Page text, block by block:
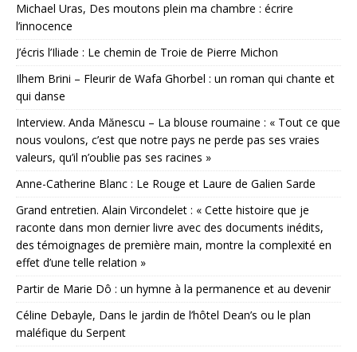
Michael Uras, Des moutons plein ma chambre : écrire
l’innocence
J’écris l’Iliade : Le chemin de Troie de Pierre Michon
Ilhem Brini – Fleurir de Wafa Ghorbel : un roman qui chante et
qui danse
Interview. Anda Mănescu – La blouse roumaine : « Tout ce que
nous voulons, c’est que notre pays ne perde pas ses vraies
valeurs, qu’il n’oublie pas ses racines »
Anne-Catherine Blanc : Le Rouge et Laure de Galien Sarde
Grand entretien. Alain Vircondelet : « Cette histoire que je
raconte dans mon dernier livre avec des documents inédits,
des témoignages de première main, montre la complexité en
effet d’une telle relation »
Partir de Marie Dô : un hymne à la permanence et au devenir
Céline Debayle, Dans le jardin de l’hôtel Dean’s ou le plan
maléfique du Serpent